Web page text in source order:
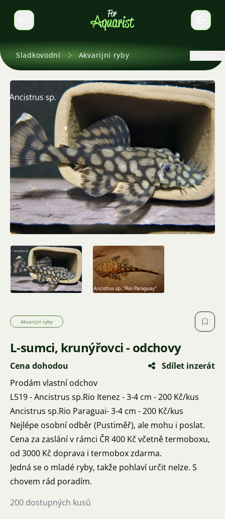
Select language
Sladkovodní Akvarijní ryby
Akvarijní ryby
L-sumci, krunýřovci - odchovy
Cena dohodou
Sdílet inzerát
Prodám vlastní odchov
L519 - Ancistrus sp.Rio Itenez - 3-4 cm - 200 Kč/kus
Ancistrus sp.Rio Paraguai- 3-4 cm - 200 Kč/kus
Nejlépe osobní odběr (Pustiměř), ale mohu i poslat.
Cena za zaslání v rámci ČR 400 Kč včetně termoboxu,
od 3000 Kč doprava i termobox zdarma.
Jedná se o mladé ryby, takže pohlaví určit nelze. S
chovem rád poradím.
200 dostupných kusů